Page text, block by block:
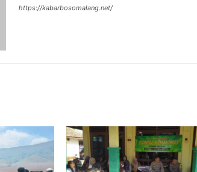
https://kabarbosomalang.net/